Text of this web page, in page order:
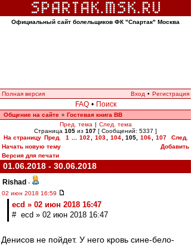
Официальный сайт болельщиков ФК "Спартак" Москва
Полная версия Вход • Регистрация
FAQ • Поиск
Общение на сайте » Гостевая книга ВВ
Пред. тема | След. тема
Страница 105 из 107 [ Сообщений: 5337 ]
На страницу Пред. 1 102 103 104 105, 106 107
След.
Начать новую тему
Добавить
Версия для печати
01.06.2018 - 30.06.2018
Rishad -
02 июн 2018 16:59
ecd » 02 июн 2018 16:47
# ecd » 02 июн 2018 16:47
Денисов не пойдет. У него кровь сине-бело-